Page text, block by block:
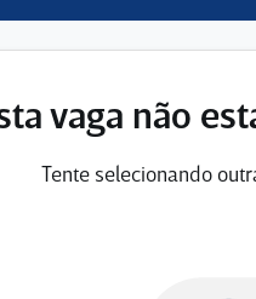
vaga não
Tente selecionando